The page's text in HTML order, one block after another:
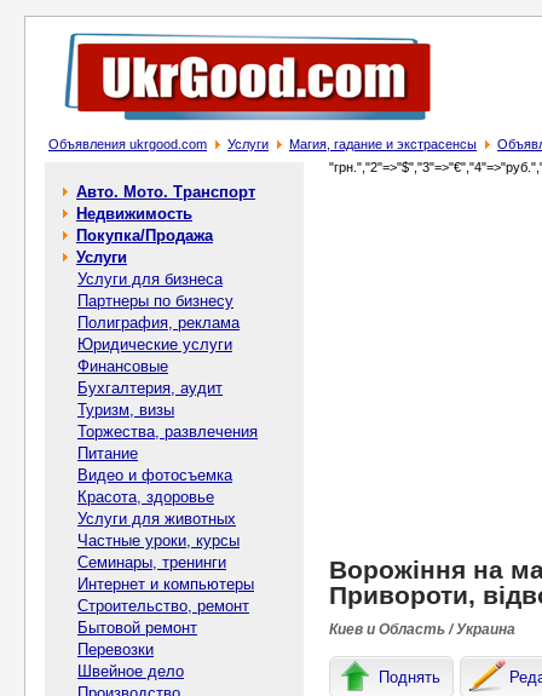
Объявления ukrgood.com Услуги Магия, гадание и экстрасенсы
Авто. Мото. Транспорт
Недвижимость
Покупка/Продажа
Услуги
Услуги для бизнеса
Партнеры по бизнесу
Полиграфия, реклама
Юридические услуги
Финансовые
Бухгалтерия, аудит
Туризм, визы
Торжества, развлечения
Питание
Видео и фотосъемка
Красота, здоровье
Услуги для животных
Частные уроки, курсы
Семинары, тренинги
Интернет и компьютеры
Строительство, ремонт
Бытовой ремонт
Перевозки
Швейное дело
Ворожіння на
Привороти,
Киев и Область / Украина
Поднять